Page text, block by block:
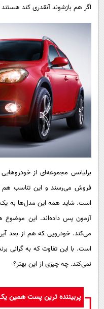
اگر هم بازشوند آنقدری کند
برلیانس مجموعه‌ای از
فروش می‌رسند و این تناسب هم
است. شاید همه این مدل‌ها به یک
آزمون پس داده‌اند. این موضوع
می‌کند. خودرویی که هم از بعد
است. با این تفاوت که به گرانی
نمی‌کند. چه چیزی از این بهتر؟
پربیننده ترین پست همین